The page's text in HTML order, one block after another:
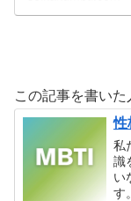
この記事を書いた
性
私
識
い
す